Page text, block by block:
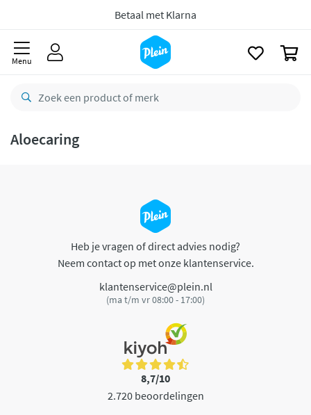
Betaal met Klarna
Menu
Aloecaring
Heb je vragen of direct advies nodig?
Neem contact op met onze klantenservice.
klantenservice@plein.nl
(ma t/m vr 08:00 - 17:00)
8,7/10
2.720 beoordelingen